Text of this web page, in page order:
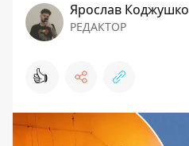
Ярослав Коджушко
РЕДАКТОР
👍